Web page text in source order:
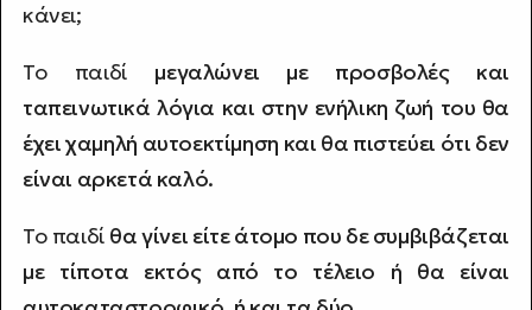
κάνει;
Το παιδί μεγαλώνει με προσβολές και
ταπεινωτικά λόγια και στην ενήλικη ζωή του θα
έχει χαμηλή αυτοεκτίμηση και θα πιστεύει ότι δεν
είναι αρκετά καλό.
Το παιδί θα γίνει είτε άτομο που δε συμβιβάζεται
με τίποτα εκτός από το τέλειο ή θα είναι